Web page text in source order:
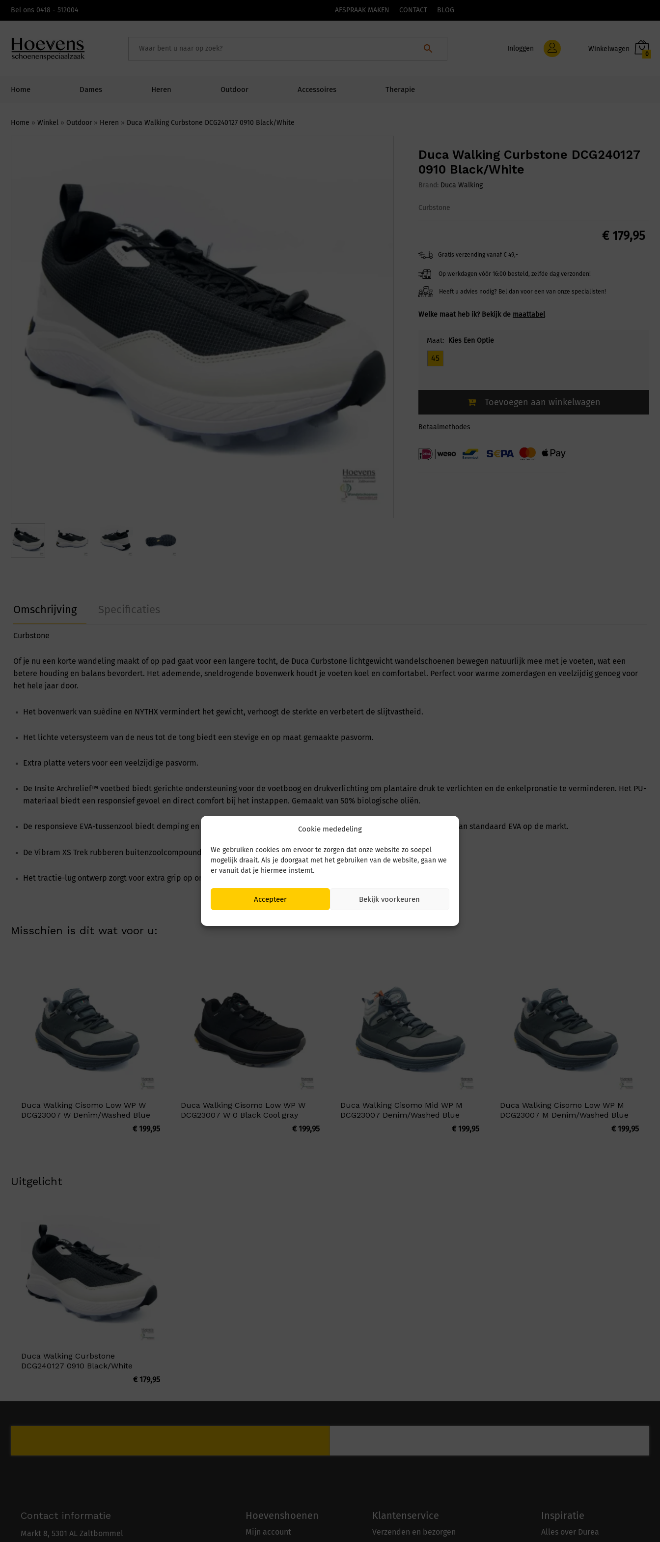
Cookie mededeling
We gebruiken cookies om ervoor te zorgen dat onze website zo soepel
mogelijk draait. Als je doorgaat met het gebruiken van de website, gaan we
er vanuit dat je hiermee instemt.
Accepteer Bekijk voorkeuren
Bel ons 0418 - 512004 AFSPRAAK MAKEN CONTACT BLOG
Inloggen
0
Home Dames Heren Outdoor Accessoires Therapie
Home » Winkel » Outdoor » Heren » Duca Walking Curbstone DCG240127 0910 Black/White
Duca Walking Curbstone DCG240127
0910 Black/White
Brand: Duca Walking
Curbstone
€179,95
Gratis verzending vanaf € 49,-
Op werkdagen vóór 16:00 besteld, zelfde dag verzonden!
Heeft u advies nodig? Bel dan voor een van onze specialisten!
Welke maat heb ik? Bekijk de maattabel
Maat: Kies Een Optie
45
Toevoegen aan winkelwagen
Betaalmethodes
Omschrijving Specificaties
Curbstone
Of je nu een korte wandeling maakt of op pad gaat voor een langere tocht, de Duca Curbstone lichtgewicht wandelschoenen bewegen natuurlijk mee met je voeten, wat een
betere houding en balans bevordert. Het ademende, sneldrogende bovenwerk houdt je voeten koel en comfortabel. Perfect voor warme zomerdagen en veelzijdig genoeg voor
het hele jaar door.
Het bovenwerk van suèdine en NYTHX vermindert het gewicht, verhoogt de sterkte en verbetert de slijtvastheid.
Het lichte vetersysteem van de neus tot de tong biedt een stevige en op maat gemaakte pasvorm.
Extra platte veters voor een veelzijdige pasvorm.
De Insite Archrelief™ voetbed biedt gerichte ondersteuning voor de voetboog en drukverlichting om plantaire druk te verlichten en de enkelpronatie te verminderen. Het PU-
materiaal biedt een responsief gevoel en direct comfort bij het instappen. Gemaakt van 50% biologische oliën.
De responsieve EVA-tussenzool biedt demping en schokabsorptie zonder verlies van energie-teruggave en is 30% lichter dan standaard EVA op de markt.
De Vibram XS Trek rubberen buitenzoolcompound biedt duurzaamheid op alle terreinen.
Het tractie-lug ontwerp zorgt voor extra grip op ongelijk terrein.
Misschien is dit wat voor u:
Duca Walking Cisomo Low WP W
DCG23007 W Denim/Washed Blue
€199,95
Duca Walking Cisomo Low WP W
DCG23007 W 0 Black Cool gray
€199,95
Duca Walking Cisomo Mid WP M
DCG23007 Denim/Washed Blue
€199,95
Duca Walking Cisomo Low WP M
DCG23007 M Denim/Washed Blue
€199,95
Uitgelicht
Duca Walking Curbstone
DCG240127 0910 Black/White
€179,95
Contact informatie
Markt 8, 5301 AL Zaltbommel
Hoevenshoenen
Mijn account
Klantenservice
Verzenden en bezorgen
Inspiratie
Alles over Durea